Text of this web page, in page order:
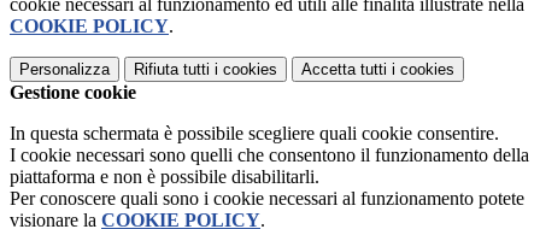
cookie necessari al funzionamento ed utili alle finalità illustrate nella
COOKIE POLICY.
Personalizza Rifiuta tutti i cookies Accetta tutti i cookies
Gestione cookie
In questa schermata è possibile scegliere quali cookie consentire.
I cookie necessari sono quelli che consentono il funzionamento della
piattaforma e non è possibile disabilitarli.
Per conoscere quali sono i cookie necessari al funzionamento potete
visionare la COOKIE POLICY.